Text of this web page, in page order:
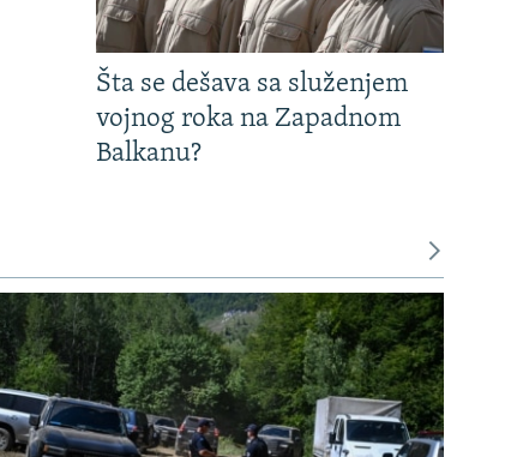
Šta se dešava sa služenjem
vojnog roka na Zapadnom
Balkanu?